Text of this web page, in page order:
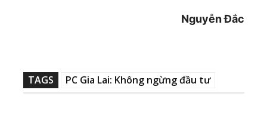
Nguyễn Đắc
TAGS PC Gia Lai: Không ngừng đầu tư